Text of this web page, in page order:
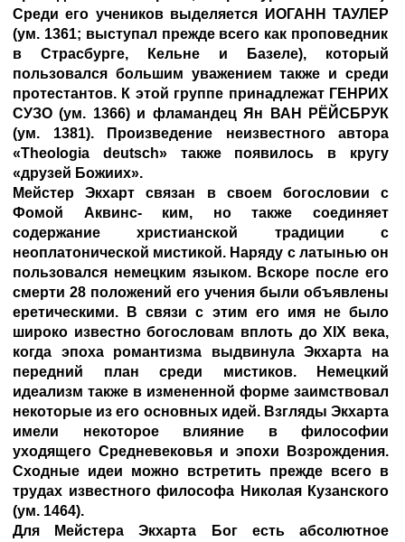
Среди его учеников выделяется
ИОГАНН ТАУЛЕР
(ум. 1361; выступал прежде всего как проповедник
в Страсбурге, Кельне и Базеле), который
пользовался большим уважением также и среди
протестантов. К этой группе принадлежат ГЕНРИХ
СУЗО (ум. 1366) и фламандец Ян ВАН РЁЙСБРУК
(ум. 1381). Произведение неизвестного автора
«Theologia deutsch» также появилось в кругу
«друзей Божиих».
Мейстер Экхарт связан в своем богословии с
Фомой Аквинс- ким, но также соединяет
содержание христианской традиции с
неоплатонической мистикой. Наряду с латынью он
пользовался немецким языком. Вскоре после его
смерти 28 положений его учения были объявлены
еретическими. В связи с этим его имя не было
широко известно богословам вплоть до XIX века,
когда эпоха романтизма выдвинула Экхарта на
передний план среди мистиков. Немецкий
идеализм также в измененной форме заимствовал
некоторые из его основных идей. Взгляды Экхарта
имели некоторое влияние в философии
уходящего Средневековья и эпохи Возрождения.
Сходные идеи можно встретить прежде всего в
трудах известного философа Николая Кузанского
(ум. 1464).
Для Мейстера Экхарта Бог есть абсолютное